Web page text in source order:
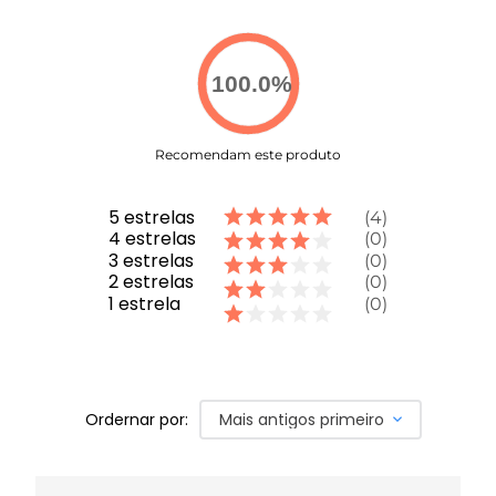
Recorte em V - Cria a sensação de cintura mais fina
Detalhe Nó Torcido nas Costas - Visual moderno e
feminino com acabamento impecável
Bojo Removível - Sustentação personalizável e
Cor Soft Beige - Tom neutro e sofisticado que
- Performance única para seu guarda-
100.0%
Recomendam este produto
5estrelas
4 estrelas
3estrelas
2estrelas
1 estrela
4
0
0
0
0
Ordernar por: Mais antigos primeiro